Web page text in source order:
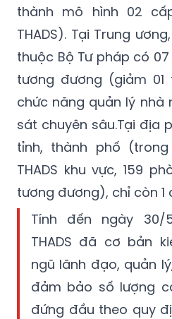
thành mô hình 02
THADS). Tại Trung
thuộc Bộ Tư pháp có
tương đương (giảm
chức năng quản lý nhà
sát chuyên sâu.Tại địa
tỉnh, thành phố
THADS khu vực, 159
tương đương), chỉ còn 1
Tính đến ngày 30/
THADS đã cơ bản
ngũ lãnh đạo, quản
đảm bảo số lượng
đứng đầu theo quy